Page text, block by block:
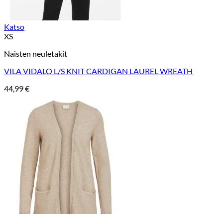
Katso
XS
Naisten neuletakit
VILA VIDALO L/S KNIT CARDIGAN LAUREL WREATH
44,99€